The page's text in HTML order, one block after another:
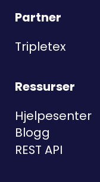
Partner
Tripletex
Ressurser
Hjelpesenter
Blogg
REST API